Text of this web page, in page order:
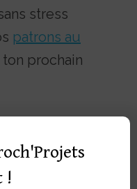
stress
patrons au
prochain
Pense à
recevoir des idées,
!